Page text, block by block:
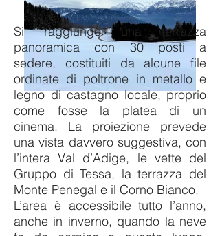
Si raggiunge una terrazza
panoramica con 30 posti a
sedere, costituiti da alcune file
ordinate di poltrone in metallo e
legno di castagno locale, proprio
come fosse la platea di un
cinema. La proiezione prevede
una vista davvero suggestiva, con
l’intera Val d’Adige, le vette del
Gruppo di Tessa, la terrazza del
Monte Penegal e il Corno Bianco.
L’area è accessibile tutto l’anno,
anche in inverno, quando la neve